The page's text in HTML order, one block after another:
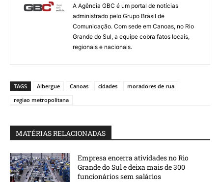
A Agência GBC é um portal de notícias
administrado pelo Grupo Brasil de
Comunicação. Com sede em Canoas, no Rio
Grande do Sul, a equipe cobra fatos locais,
regionais e nacionais.
TAGS Albergue Canoas cidades
moradores de rua
regiao metropolitana
MATÉRIAS RELACIONADAS
Empresa encerra atividades no Rio
Grande do Sul e deixa mais de 300
funcionários sem salários